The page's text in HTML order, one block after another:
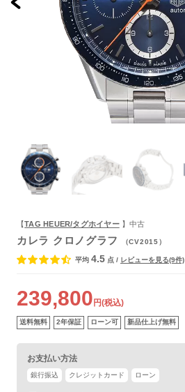
【TAG HEUER/タグホイヤー】中古
カレラ クロノグラフ （CV2015）
平均 4.5 点 / レビューを見る(9件)
239,800 円(税込)
送料無料 2年保証 ローン可 新品仕上げ無料
お支払い方法
銀行振込 クレジットカード ローン
保証書
箱
よくあるご質問